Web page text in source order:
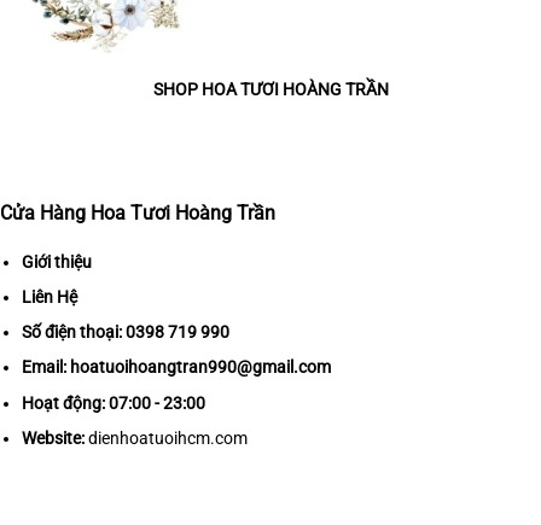
SHOP HOA TƯƠI HOÀNG TRẦN
Cửa Hàng Hoa Tươi Hoàng Trần
Giới thiệu
Liên Hệ
Số điện thoại:0398 719 990
Email: hoatuoihoangtran990@gmail.com
Hoạt động: 07:00 - 23:00
Website: dienhoatuoihcm.com